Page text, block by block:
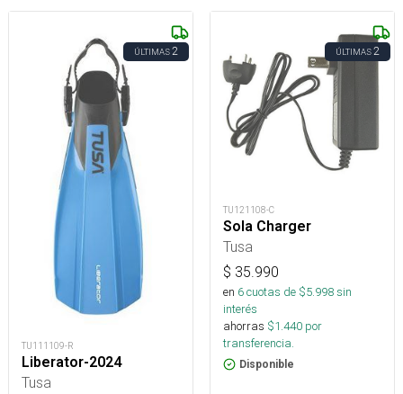
ÚLTIMAS2
TU111109-R
Liberator-2024
Tusa
ÚLTIMAS2
TU121108-C
Sola Charger
Tusa
$ 35.990
en 6cuotas de $5.998sin
interés
ahorras $1.440 por
transferencia.
Disponible